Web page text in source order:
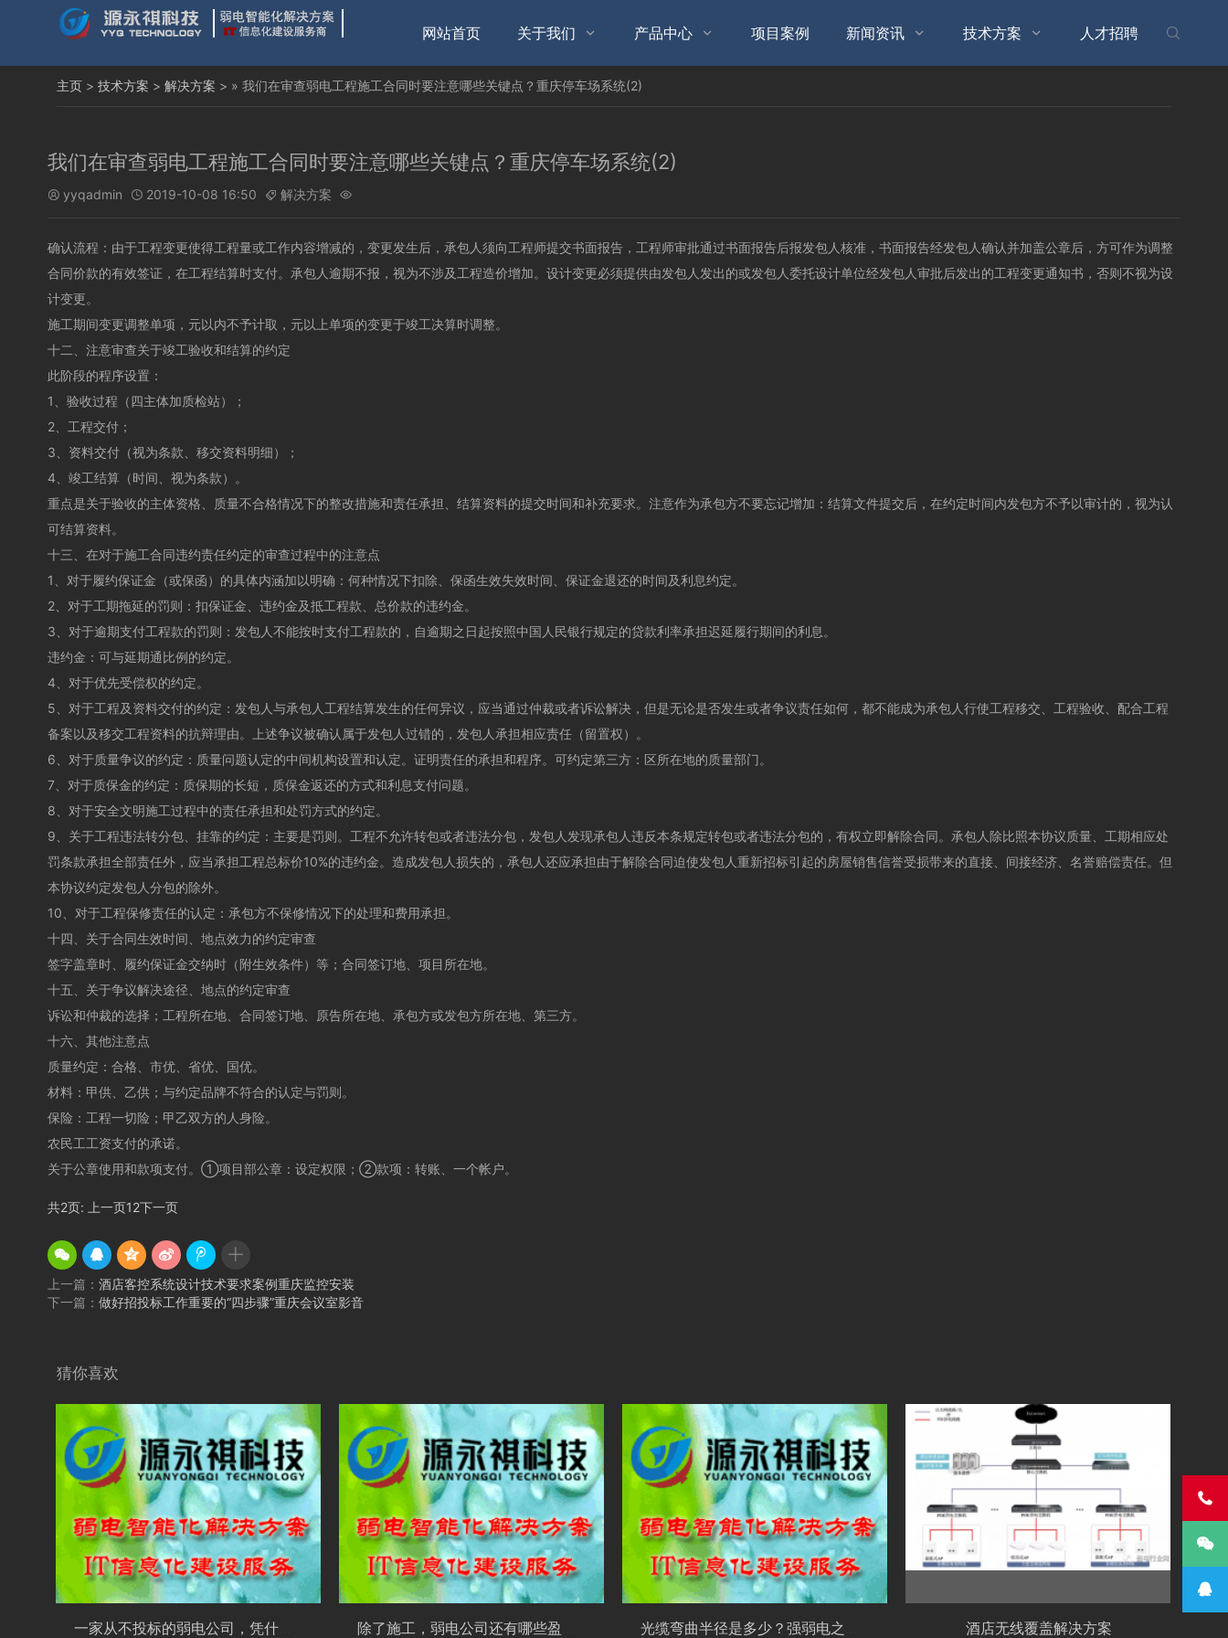

网站首页 关于我们  产品中心  项目案例 新闻资讯  技术方案  人才招聘
主页 > 技术方案 > 解决方案 > » 我们在审查弱电工程施工合同时要注意哪些关键点？重庆停车场系统(2)
我们在审查弱电工程施工合同时要注意哪些关键点？重庆停车场系统(2)
 yyqadmin  2019-10-08 16:50  解决方案 
确认流程：由于工程变更使得工程量或工作内容增减的，变更发生后，承包人须向工程师提交书面报告，工程师审批通过书面报告后报发包人核准，书面报告经发包人确认并加盖公章后，方可作为调整
合同价款的有效签证，在工程结算时支付。承包人逾期不报，视为不涉及工程造价增加。设计变更必须提供由发包人发出的或发包人委托设计单位经发包人审批后发出的工程变更通知书，否则不视为设
计变更。
施工期间变更调整单项，元以内不予计取，元以上单项的变更于竣工决算时调整。
十二、注意审查关于竣工验收和结算的约定
此阶段的程序设置：
1、验收过程（四主体加质检站）；
2、工程交付；
3、资料交付（视为条款、移交资料明细）；
4、竣工结算（时间、视为条款）。
重点是关于验收的主体资格、质量不合格情况下的整改措施和责任承担、结算资料的提交时间和补充要求。注意作为承包方不要忘记增加：结算文件提交后，在约定时间内发包方不予以审计的，视为认
可结算资料。
十三、在对于施工合同违约责任约定的审查过程中的注意点
1、对于履约保证金（或保函）的具体内涵加以明确：何种情况下扣除、保函生效失效时间、保证金退还的时间及利息约定。
2、对于工期拖延的罚则：扣保证金、违约金及抵工程款、总价款的违约金。
3、对于逾期支付工程款的罚则：发包人不能按时支付工程款的，自逾期之日起按照中国人民银行规定的贷款利率承担迟延履行期间的利息。
违约金：可与延期通比例的约定。
4、对于优先受偿权的约定。
5、对于工程及资料交付的约定：发包人与承包人工程结算发生的任何异议，应当通过仲裁或者诉讼解决，但是无论是否发生或者争议责任如何，都不能成为承包人行使工程移交、工程验收、配合工程
备案以及移交工程资料的抗辩理由。上述争议被确认属于发包人过错的，发包人承担相应责任（留置权）。
6、对于质量争议的约定：质量问题认定的中间机构设置和认定。证明责任的承担和程序。可约定第三方：区所在地的质量部门。
7、对于质保金的约定：质保期的长短，质保金返还的方式和利息支付问题。
8、对于安全文明施工过程中的责任承担和处罚方式的约定。
9、关于工程违法转分包、挂靠的约定：主要是罚则。工程不允许转包或者违法分包，发包人发现承包人违反本条规定转包或者违法分包的，有权立即解除合同。承包人除比照本协议质量、工期相应处
罚条款承担全部责任外，应当承担工程总标价10%的违约金。造成发包人损失的，承包人还应承担由于解除合同迫使发包人重新招标引起的房屋销售信誉受损带来的直接、间接经济、名誉赔偿责任。但
本协议约定发包人分包的除外。
10、对于工程保修责任的认定：承包方不保修情况下的处理和费用承担。
十四、关于合同生效时间、地点效力的约定审查
签字盖章时、履约保证金交纳时（附生效条件）等；合同签订地、项目所在地。
十五、关于争议解决途径、地点的约定审查
诉讼和仲裁的选择；工程所在地、合同签订地、原告所在地、承包方或发包方所在地、第三方。
十六、其他注意点
质量约定：合格、市优、省优、国优。
材料：甲供、乙供；与约定品牌不符合的认定与罚则。
保险：工程一切险；甲乙双方的人身险。
农民工工资支付的承诺。
关于公章使用和款项支付。①项目部公章：设定权限；②款项：转账、一个帐户。
共2页: 上一页12下一页
上一篇： 酒店客控系统设计技术要求案例重庆监控安装
下一篇： 做好招投标工作重要的“四步骤”重庆会议室影音
猜你喜欢
酒店无线覆盖解决方案


